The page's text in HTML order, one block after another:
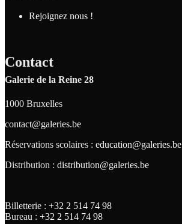
Rejoignez nous !
Contact
Galerie de la Reine 28
1000 Bruxelles
contact@galeries.be
Réservations scolaires : education@galeries.be
Distribution : distribution@galeries.be
Billetterie : +32 2 514 74 98
Bureau : +32 2 514 74 98